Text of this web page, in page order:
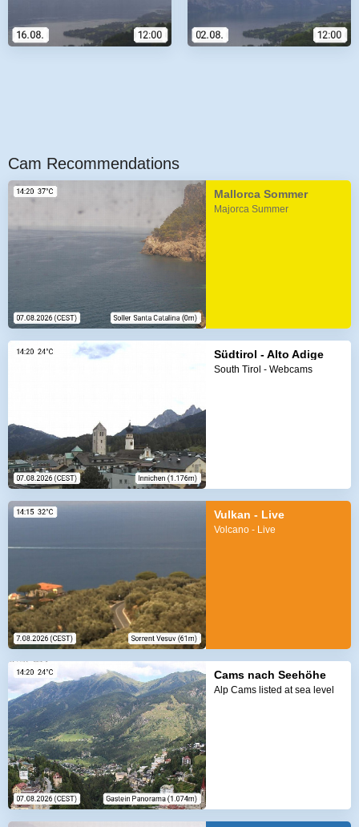
Cam Recommendations
Mallorca Sommer
Majorca Summer
Südtirol - Alto Adige
South Tirol - Webcams
Vulkan - Live
Volcano - Live
Cams nach Seehöhe
Alp Cams listed at sea level